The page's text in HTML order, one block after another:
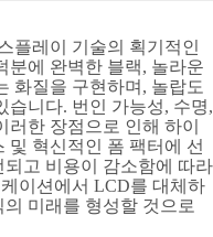
플레이 기술의 획기적인
분에 완벽한 블랙, 놀라운
화질을 구현하며, 놀랍도
습니다. 번인 가능성, 수명,
한 장점으로 인해 하이
및 혁신적인 폼 팩터에 선
고 비용이 감소함에 따라
이션에서 LCD를 대체하
미래를 형성할 것으로